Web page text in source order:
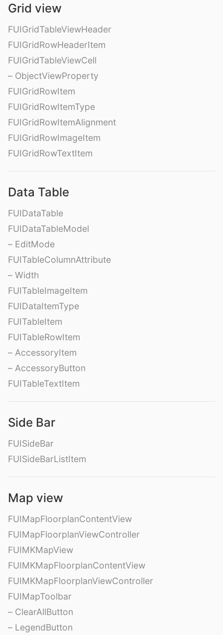
Grid view
FUIGridTableViewHeader
FUIGridRowHeaderItem
FUIGridTableViewCell
– ObjectViewProperty
FUIGridRowItem
FUIGridRowItemType
FUIGridRowItemAlignment
FUIGridRowImageItem
FUIGridRowTextItem
Data Table
FUIDataTable
FUIDataTableModel
– EditMode
FUITableColumnAttribute
– Width
FUITableImageItem
FUIDataItemType
FUITableItem
FUITableRowItem
– AccessoryItem
– AccessoryButton
FUITableTextItem
Side Bar
FUISideBar
FUISideBarListItem
Map view
FUIMapFloorplanContentView
FUIMapFloorplanViewController
FUIMKMapView
FUIMKMapFloorplanContentView
FUIMKMapFloorplanViewController
FUIMapToolbar
– ClearAllButton
– LegendButton